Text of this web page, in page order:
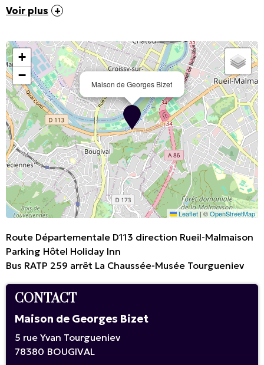
Voir plus
Maison de Georges Bizet
+
−
Leaflet |©OpenStreetMap
Route Départementale D113 direction Rueil-Malmaison
Parking Hôtel Holiday Inn
Bus RATP 259 arrêt La Chaussée-Musée Tourgueniev
CONTACT
Maison de Georges Bizet
5 rue Yvan Tourgueniev
78380 BOUGIVAL